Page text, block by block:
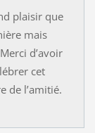
plaisir que
mais
d’avoir
cet
de l’amitié.